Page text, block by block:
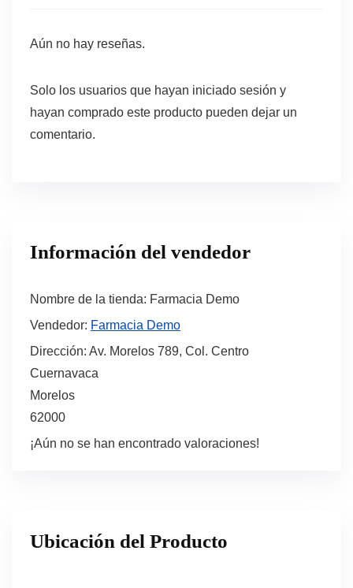
Aún no hay reseñas.
Solo los usuarios que hayan iniciado sesión y
hayan comprado este producto pueden dejar un
comentario.
Información del vendedor
Nombre de la tienda: Farmacia Demo
Vendedor: Farmacia Demo
Dirección: Av. Morelos 789, Col. Centro
Cuernavaca
Morelos
62000
¡Aún no se han encontrado valoraciones!
Ubicación del Producto